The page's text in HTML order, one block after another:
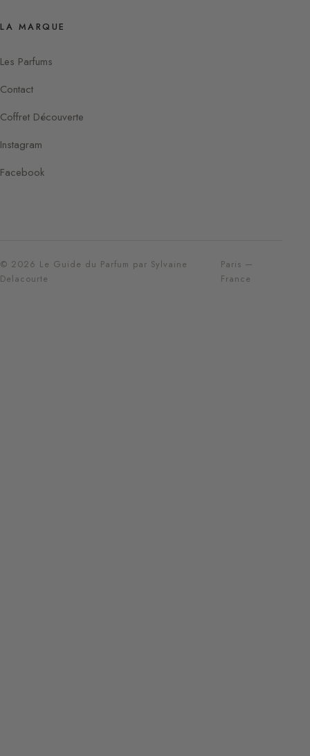
LA MARQUE
Les Parfums
Contact
Coffret Découverte
Instagram
Facebook
© 2026 Le Guide du Parfum par Sylvaine
Delacourte
Paris —
France